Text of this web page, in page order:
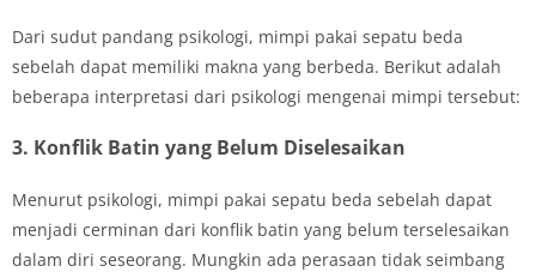
Dari sudut pandang psikologi, mimpi pakai sepatu beda
sebelah dapat memiliki makna yang berbeda. Berikut adalah
beberapa interpretasi dari psikologi mengenai mimpi tersebut:
3. Konflik Batin yang Belum Diselesaikan
Menurut psikologi, mimpi pakai sepatu beda sebelah dapat
menjadi cerminan dari konflik batin yang belum terselesaikan
dalam diri seseorang. Mungkin ada perasaan tidak seimbang